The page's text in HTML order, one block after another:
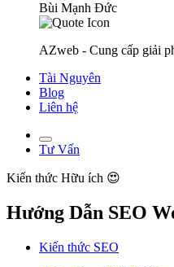
Bùi Mạnh Đức
AZweb - Cung cấp giải
Tài Nguyên
Blog
Liên hệ
Tư Vấn
Kiến thức Hữu ích 😍
Hướng Dẫn SEO
Kiến thức SEO